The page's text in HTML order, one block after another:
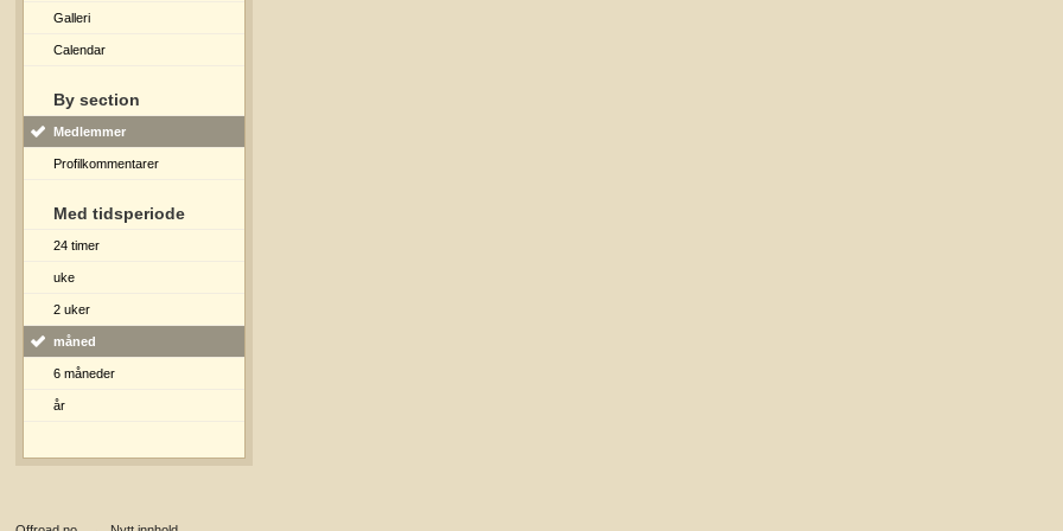
Galleri
Calendar
By section
Medlemmer
Profilkommentarer
Med tidsperiode
24 timer
uke
2 uker
måned
6 måneder
år